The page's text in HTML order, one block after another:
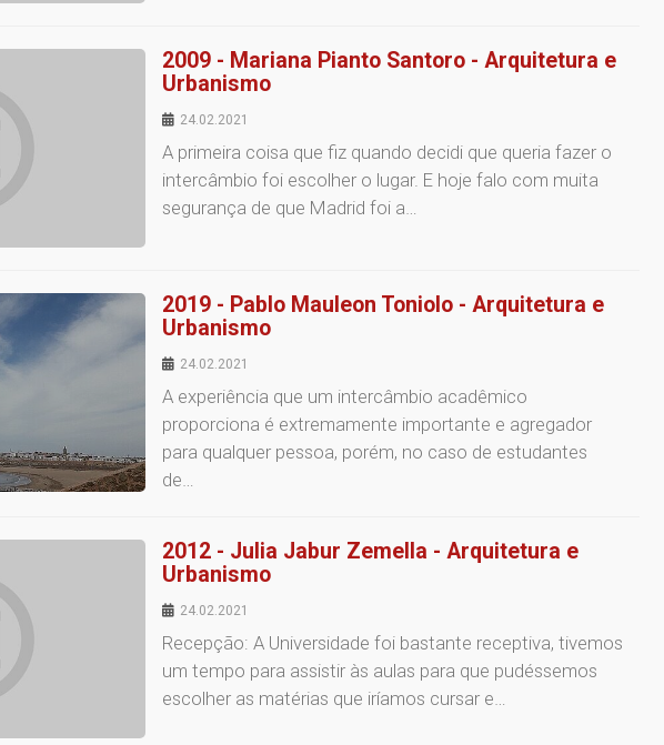
2009 - Mariana Pianto Santoro - Arquitetura e
Urbanismo
24.02.2021
A primeira coisa que fiz quando decidi que queria fazer o
intercâmbio foi escolher o lugar. E hoje falo com muita
segurança de que Madrid foi a…
2019 - Pablo Mauleon Toniolo - Arquitetura e
Urbanismo
24.02.2021
A experiência que um intercâmbio acadêmico
proporciona é extremamente importante e agregador
para qualquer pessoa, porém, no caso de estudantes
de…
2012 - Julia Jabur Zemella - Arquitetura e
Urbanismo
24.02.2021
Recepção: A Universidade foi bastante receptiva, tivemos
um tempo para assistir às aulas para que pudéssemos
escolher as matérias que iríamos cursar e…